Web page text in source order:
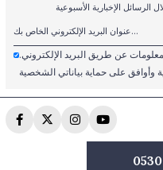
الإخبارية الأسبوعية
عن طريق البريد الإلكتروني.
على حماية بياناتي الشخصية